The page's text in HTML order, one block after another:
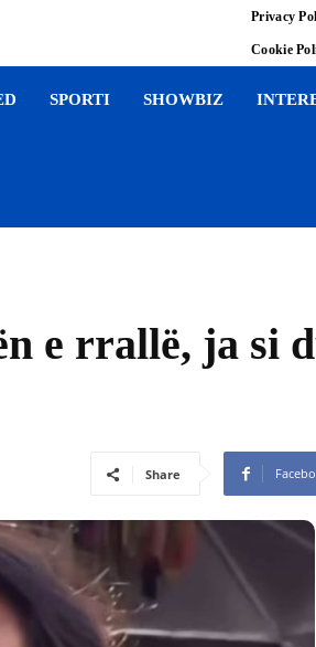
Privacy
Cookie
SPORTI SHOWBIZ
e rrallë, ja si
Share